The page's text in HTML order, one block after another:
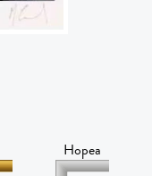
Hopea